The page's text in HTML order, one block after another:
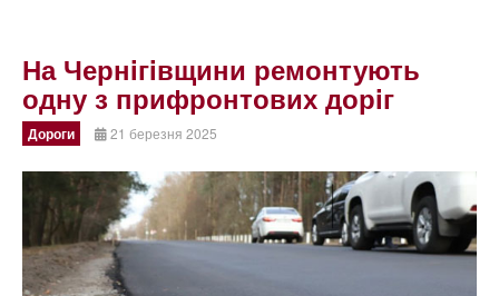
На Чернiгiвщини ремонтують
одну з прифронтових дорiг
Дороги 21 березня 2025